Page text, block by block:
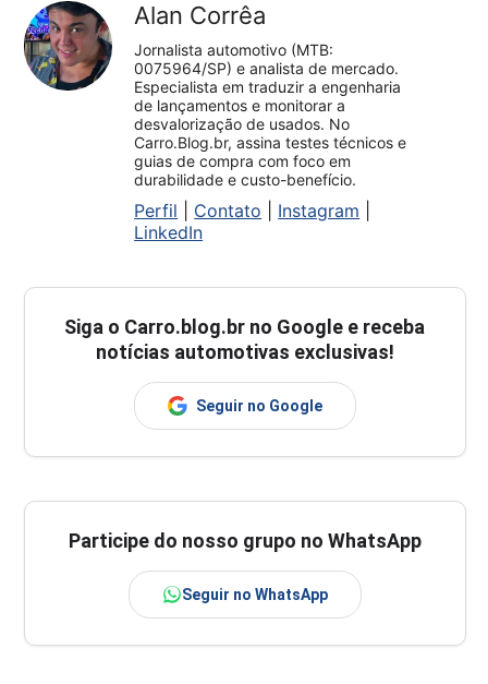
Alan Corrêa
Jornalista automotivo (MTB:
0075964/SP) e analista de mercado.
Especialista em traduzir a engenharia
de lançamentos e monitorar a
desvalorização de usados. No
Carro.Blog.br, assina testes técnicos e
guias de compra com foco em
durabilidade e custo-benefício.
Perfil Contato Instagram
LinkedIn
Siga o Carro.blog.br no Google e receba
notícias automotivas exclusivas!
Seguir no Google
Participe do nosso grupo no WhatsApp
Seguir no WhatsApp